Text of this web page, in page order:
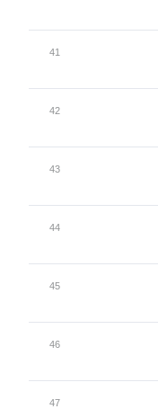
41
42
43
44
45
46
47